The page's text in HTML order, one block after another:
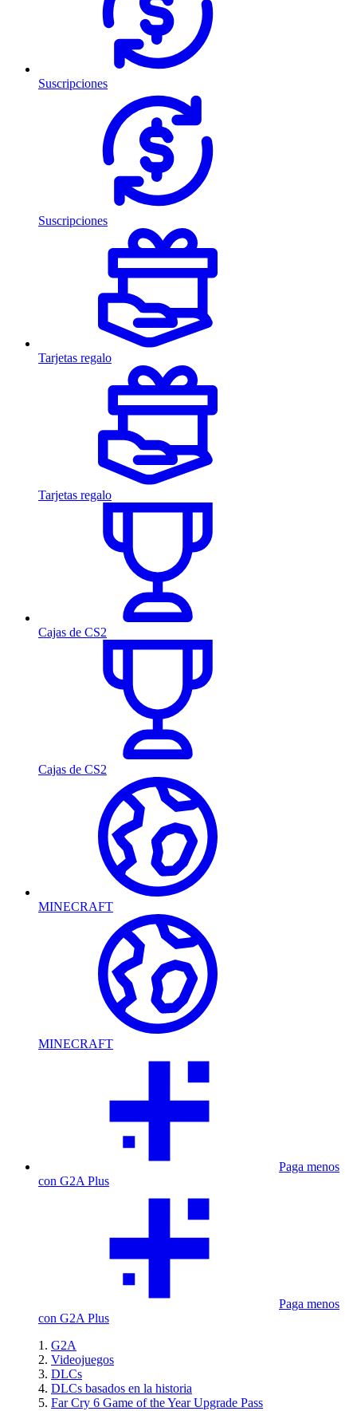
Suscripciones
Suscripciones
Tarjetas regalo
Tarjetas regalo
Cajas de CS2
Cajas de CS2
MINECRAFT
MINECRAFT
Paga menos
con G2A Plus
Paga menos
con G2A Plus
G2A
Videojuegos
DLCs
DLCs basados en la historia
Far Cry 6 Game of the Year Upgrade Pass